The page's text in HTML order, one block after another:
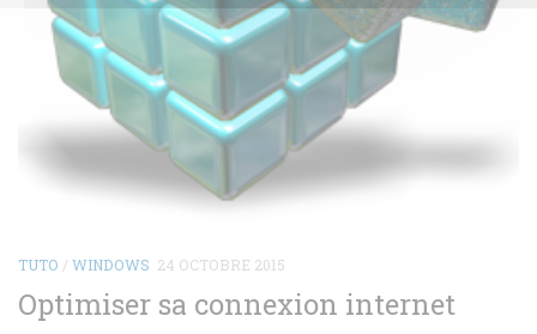
TUTO / WINDOWS 24 OCTOBRE 2015
Optimiser sa connexion internet